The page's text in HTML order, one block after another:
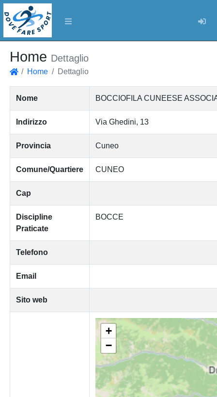
Home Dettaglio
Home Dettaglio
Nome BOCCIOFILA CUNEESE
Indirizzo Via Ghedini, 13
Provincia Cuneo
Comune/Quartiere CUNEO
Cap
Discipline
Praticate
BOCCE
Telefono
Email
Sito web
+
−